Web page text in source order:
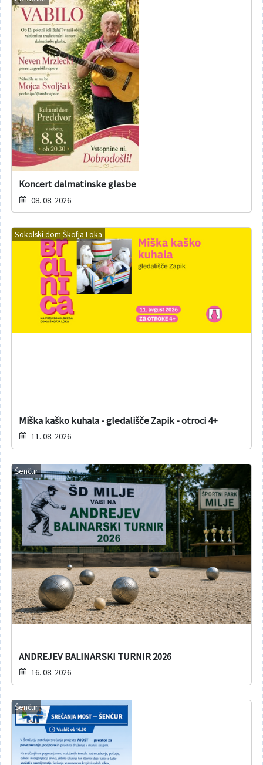
Koncert dalmatinske glasbe
08. 08. 2026
Sokolski dom Škofja Loka
Miška kaško kuhala - gledališče Zapik - otroci 4+
11. 08. 2026
Šenčur
ANDREJEV BALINARSKI TURNIR 2026
16. 08. 2026
Šenčur